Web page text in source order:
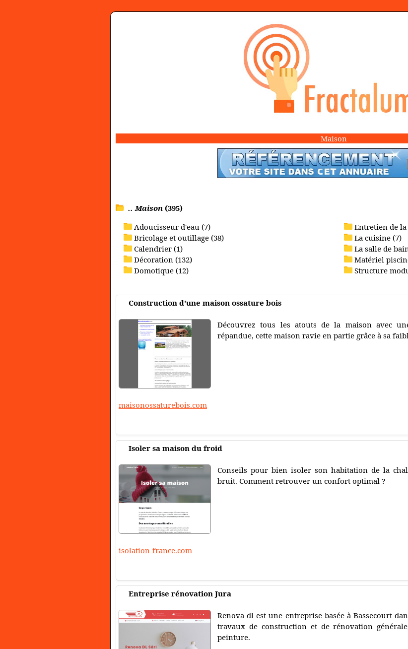
Maison
.. Maison (395)
Adoucisseur d'eau (7)
Bricolage et outillage (38)
Calendrier (1)
Décoration (132)
Domotique (12)
Entretien de
La cuisine (7)
La salle de
Matériel
Structure
Construction d'une maison ossature bois
Découvrez tous les atouts de la maison avec
répandue, cette maison ravie en partie grâce à sa
maisonossaturebois.com
Isoler sa maison du froid
Conseils pour bien isoler son habitation de la
bruit. Comment retrouver un confort optimal ?
isolation-france.com
Entreprise rénovation Jura
Renova dl est une entreprise basée à Bassecourt
travaux de construction et de rénovation
peinture.